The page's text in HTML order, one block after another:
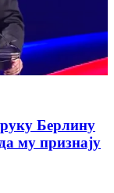
Берлину
му признају